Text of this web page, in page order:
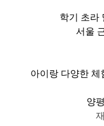
학기 초라
서울
아이랑 다양한 체
양